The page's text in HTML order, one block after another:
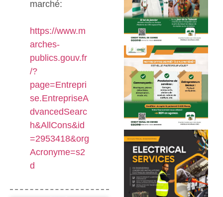
marché:
https://www.m
arches-
publics.gouv.fr
/?
page=Entrepri
se.EntrepriseA
dvancedSearc
h&AllCons&id
=2953418&org
Acronyme=s2
d